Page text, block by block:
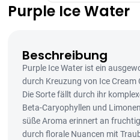
Purple Ice Water
Beschreibung
Purple Ice Water ist ein
durch Kreuzung von Ice Cream
Die Sorte fällt durch ihr
Beta-Caryophyllen und
süße Aroma erinnert an
durch florale Nuancen mit